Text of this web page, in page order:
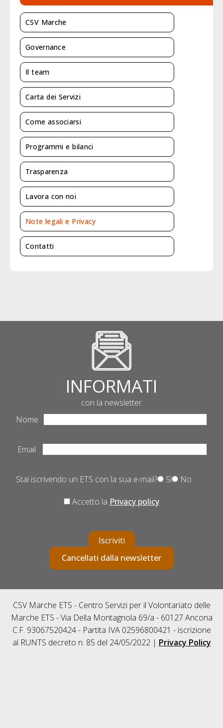
CSV Marche
Governance
Il team
Carta dei Servizi
Come associarsi
Programmi e bilanci
Trasparenza
Lavora con noi
Note legali e Privacy
Contatti
INFORMATI
con la newsletter
Nome
Email
Stai iscrivendo un ETS con la sua e-mail? Sì No
Accetto la Privacy policy
Iscriviti
Cancellati dalla newsletter
CSV Marche ETS - Centro Servizi per il Volontariato delle
Marche ETS - Via Della Montagnola 69/a - 60127 Ancona
C.F. 93067520424 - Partita IVA 02596800421 - iscrizione
al RUNTS decreto n. 85 del 24/05/2022 | Privacy Policy